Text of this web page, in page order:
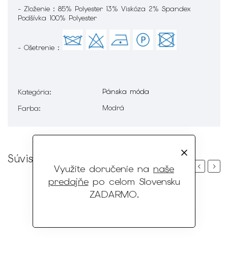
Využite doručenie na naše
predajňepo celom Slovensku
ZADARMO.
- Zloženie : 85% Polyester 13% Viskóza 2% Spandex
Podšívka 100% Polyester
- Ošetrenie :
Kategória:
Pánska móda
Farba: Modrá
Súvisiaci tovar
PreviousNext